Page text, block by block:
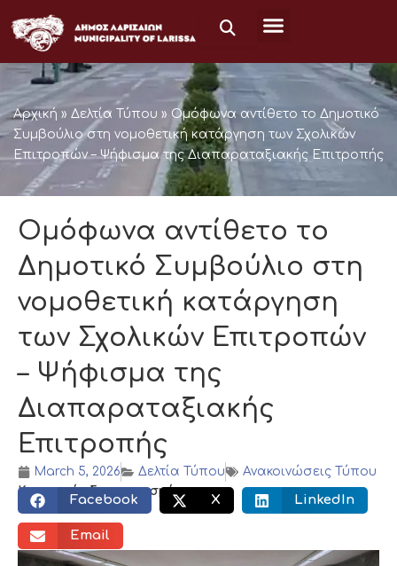
to
content
Αρχική » Δελτία Τύπου » Ομόφωνα αντίθετο το Δημοτικό
Συμβούλιο στη νομοθετική κατάργηση των Σχολικών
Επιτροπών – Ψήφισμα της Διαπαραταξιακής Επιτροπής
Ομόφωνα αντίθετο το
Δημοτικό Συμβούλιο στη
νομοθετική κατάργηση
των Σχολικών Επιτροπών
– Ψήφισμα της
Διαπαραταξιακής
Επιτροπής
March 5, 2026 Δελτία Τύπου
Ανακοινώσεις Τύπου
Κοινωνικός διαμοιρασμός:
Facebook X LinkedIn
Email